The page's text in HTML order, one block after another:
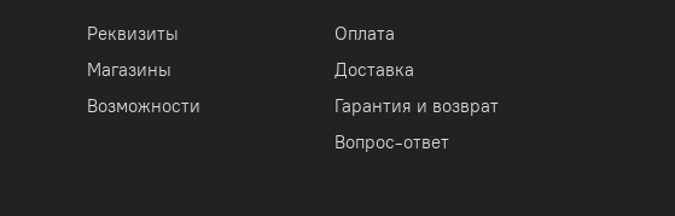
Реквизиты
Магазины
Возможности
Оплата
Доставка
Гарантия и возврат
Вопрос-ответ